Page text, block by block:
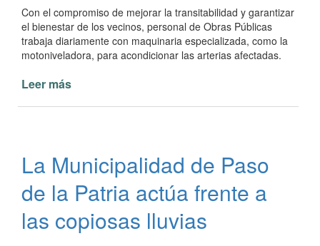
Con el compromiso de mejorar la transitabilidad y garantizar
el bienestar de los vecinos, personal de Obras Públicas
trabaja diariamente con maquinaria especializada, como la
motoniveladora, para acondicionar las arterias afectadas.
Leer más
el
mantenimiento
de
en
La Municipalidad de Paso
de la Patria actúa frente a
las copiosas lluvias